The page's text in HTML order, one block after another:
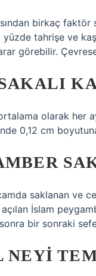
birkaç
tahrişe ve
görebilir.
ortalama olarak her
0,12 cm
saklanan ve
İslam
bir sonraki
NEYI